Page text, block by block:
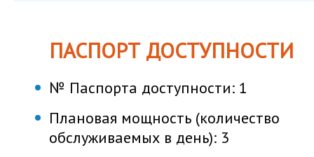
ПАСПОРТ ДОСТУПНОСТИ
№ Паспорта доступности: 1
Плановая мощность (количество
обслуживаемых в день): 3